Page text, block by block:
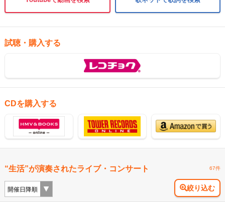
試聴・購入する
CDを購入する
“生活”が演奏されたライブ・コンサート 67件
絞り込む